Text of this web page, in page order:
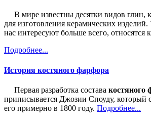
В мире известны десятки видов глин,
для изготовления керамических
нас интересуют больше всего, относятся
Подробнее...
История костяного фарфора
Первая разработка состава костяного
приписывается Джозии Споуду, который
его примерно в 1800 году. Подробнее...